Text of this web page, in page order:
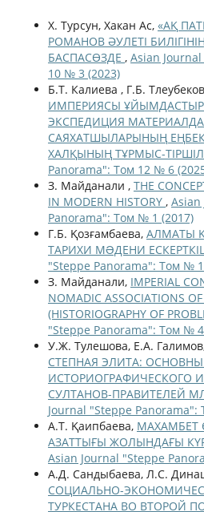
Х. Турсун, Хакан Ас, «АҚ
РОМАНОВ ӘУЛЕТІ
БАСПАСӨЗДЕ , Asian
10 № 3 (2023)
Б.Т. Калиева , Г.Б.
ИМПЕРИЯСЫ
ЭКСПЕДИЦИЯ
САЯХАТШЫЛАРЫНЫҢ
ХАЛҚЫНЫҢ ТҰРМЫС-
Panorama": Том 12 № 6
З. Майданали , THE
IN MODERN HISTORY , Asian
Panorama": Том № 1 (2017)
Г.Б. Қозғамбаева, АЛМАТЫ
ТАРИХИ МƏДЕНИ
"Steppe Panorama": Том №
З. Майданали, IMPERIAL
NOMADIC ASSOCIATIONS
(HISTORIOGRAPHY OF
"Steppe Panorama": Том №
У.Ж. Тулешова, Е.А.
СТЕПНАЯ ЭЛИТА:
ИСТОРИОГРАФИЧЕСКОГО
СУЛТАНОВ-ПРАВИТЕЛЕЙ
Journal "Steppe Panorama":
А.Т. Қаипбаева, МАХАМБЕТ
АЗАТТЫҒЫ ЖОЛЫНДАҒЫ
Asian Journal "Steppe
А.Д. Сандыбаева, Л.С.
СОЦИАЛЬНО-
ТУРКЕСТАНА ВО ВТОРОЙ